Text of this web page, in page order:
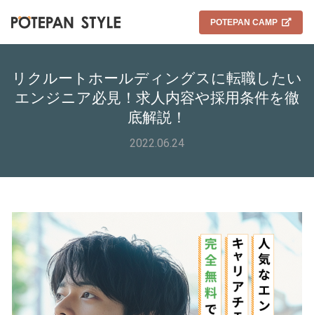
POTEPAN CAMP
リクルートホールディングスに転職したい
エンジニア必見！求人内容や採用条件を徹
底解説！
2022.06.24